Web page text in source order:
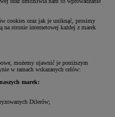
cookies oraz jak je uniknąć, prosimy
na stronie internetowej każdej z marek
możemy ujawnić je poniższym
w ramach wskazanych celów:
marek:
Dilerów;